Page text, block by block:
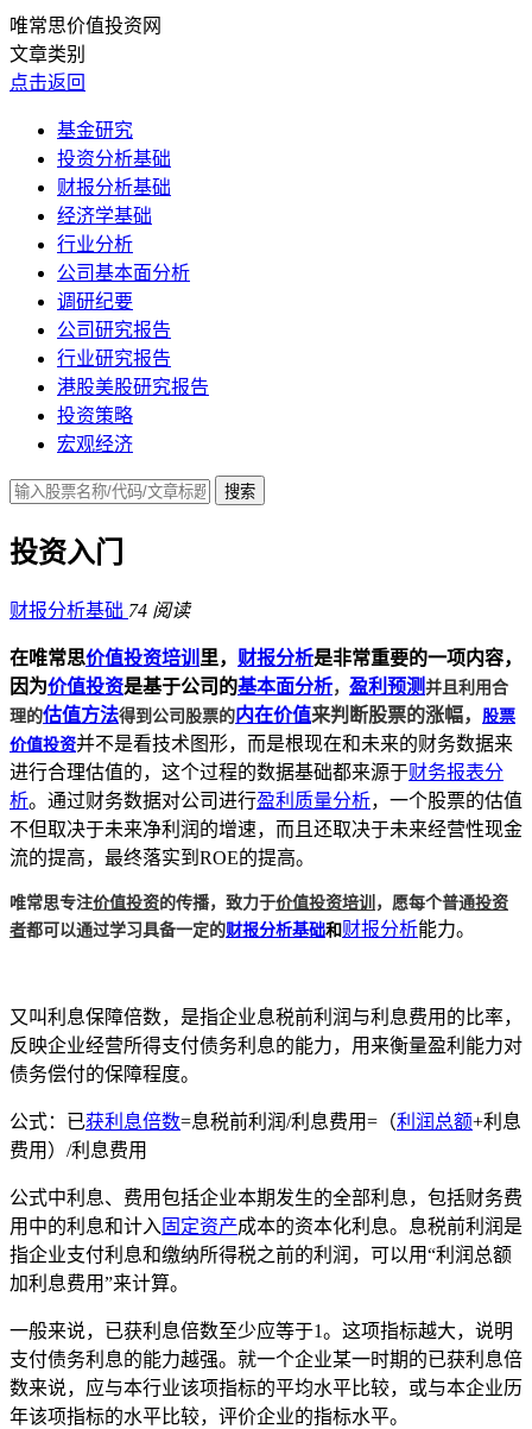
唯常思价值投资网
文章类别
点击返回
基金研究
投资分析基础
财报分析基础
经济学基础
行业分析
公司基本面分析
调研纪要
公司研究报告
行业研究报告
港股美股研究报告
投资策略
宏观经济
投资入门
财报分析基础 74 阅读
在唯常思价值投资培训 里， 财报分析是非常重要的一项内容，
因为价值投资是基于公司的基本面分析， 盈利预测并且利用合
理的估值方法得到公司股票的内在价值来判断股票的涨幅， 股票
价值投资并不是看技术图形，而是根现在和未来的财务数据来
进行合理估值的，这个过程的数据基础都来源于财务报表分
析。通过财务数据对公司进行盈利质量分析，一个股票的估值
不但取决于未来净利润的增速，而且还取决于未来经营性现金
流的提高，最终落实到ROE的提高。
唯常思专注价值投资的传播，致力于价值投资培训，愿每个普通投资
者都可以通过学习具备一定的财报分析基础和财报分析能力。
又叫利息保障倍数，是指企业息税前利润与利息费用的比率，
反映企业经营所得支付债务利息的能力，用来衡量盈利能力对
债务偿付的保障程度。
公式：已获利息倍数=息税前利润/利息费用=（利润总额+利息
费用）/利息费用
公式中利息、费用包括企业本期发生的全部利息，包括财务费
用中的利息和计入 固定资产成本的资本化利息。息税前利润是
指企业支付利息和缴纳所得税之前的利润，可以用“利润总额
加利息费用”来计算。
一般来说，已获利息倍数至少应等于1。这项指标越大，说明
支付债务利息的能力越强。就一个企业某一时期的已获利息倍
数来说，应与本行业该项指标的平均水平比较，或与本企业历
年该项指标的水平比较，评价企业的指标水平。